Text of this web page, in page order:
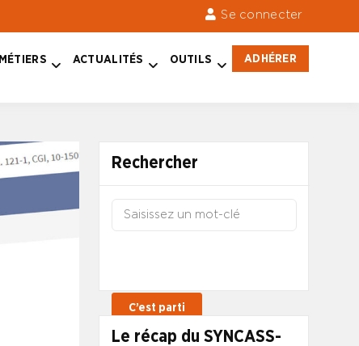
Se connecter
MÉTIERS ACTUALITÉS OUTILS ADHÉRER
Rechercher
Le récap du SYNCASS-